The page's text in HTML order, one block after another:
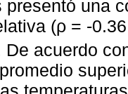
presentó una
(ρ = -
De acuerdo